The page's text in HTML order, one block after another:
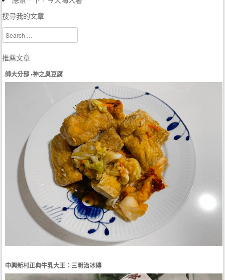
搜尋我的文章
Search
推薦文章
師大分部 •神之臭豆腐
中興新村正典牛乳大王：三明治冰磚